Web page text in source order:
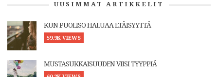
UUSIMMAT ARTIKKELIT
KUN PUOLISO HALUAA ETÄISYYTTÄ
59.9K VIEWS
MUSTASUKKAISUUDEN VIISI TYYPPIÄ